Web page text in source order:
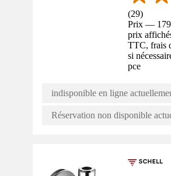
(29)
Prix —
prix
TTC, frais
si
pce
indisponible en ligne
Réservation non disponible